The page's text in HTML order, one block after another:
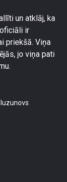
un atklāj, ka
ir
priekšā. Viņa
jo viņa pati